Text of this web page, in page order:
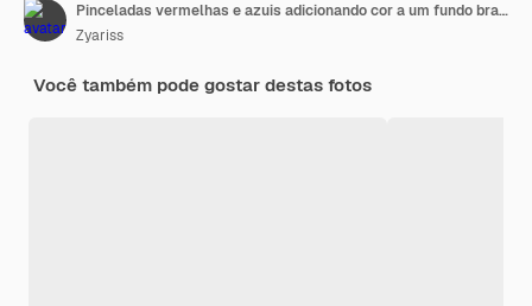
Pinceladas vermelhas e azuis adicionando cor a um fundo branco
Zyariss
Você também pode gostar destas fotos